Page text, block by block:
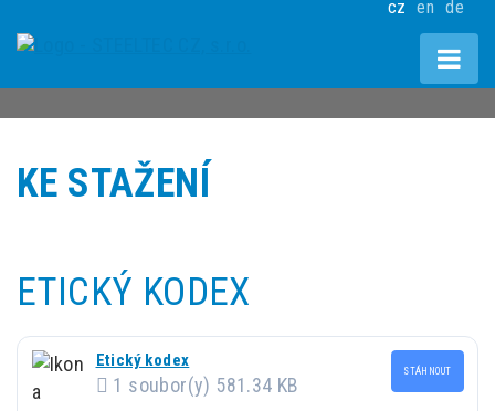
cz en de
KE STAŽENÍ
ETICKÝ KODEX
Etický kodex
1 soubor(y) 581.34 KB
STÁHNOUT